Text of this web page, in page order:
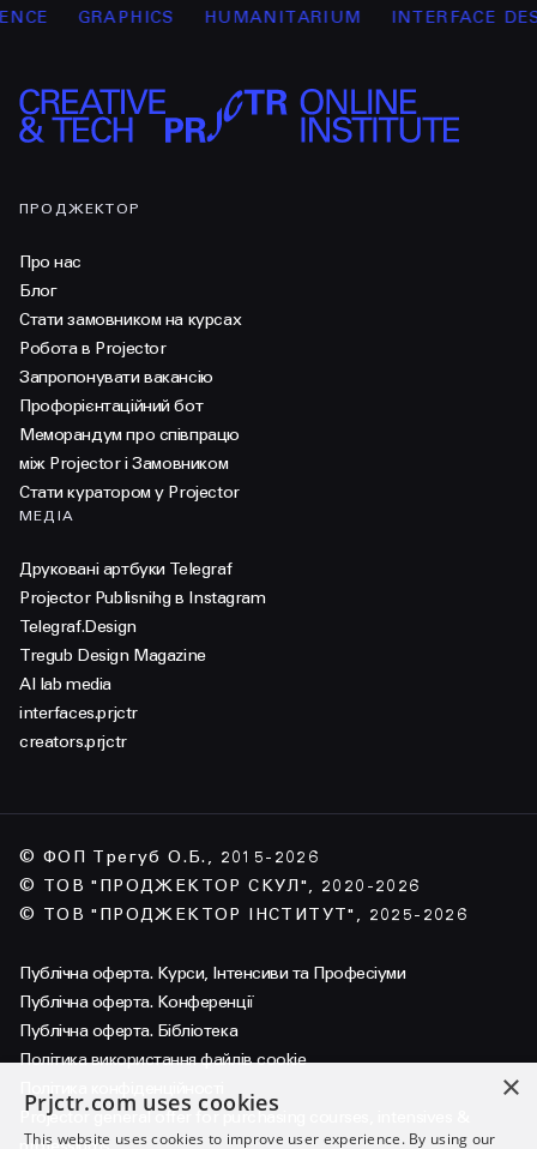
GRAPHICS HUMANITARIUM INTERFACE
ПРОДЖЕКТОР
Про нас
Блог
Стати замовником на курсах
Робота в Projector
Запропонувати вакансію
Профорієнтаційний бот
Меморандум про співпрацю
між Projector і Замовником
Стати куратором у Projector
МЕДІА
Друковані артбуки Telegraf
Projector Publisnihg в Instagram
Telegraf.Design
Tregub Design Magazine
AI lab media
interfaces.prjctr
creators.prjctr
© ФОП Трегуб О.Б., 2015-2026
© ТОВ "ПРОДЖЕКТОР СКУЛ", 2020-2026
© ТОВ "ПРОДЖЕКТОР ІНСТИТУТ", 2025-2026
Публічна оферта. Курси, Інтенсиви та Професіуми
Публічна оферта. Конференції
Публічна оферта. Бібліотека
Політика використання файлів cookie
Projector general offer for purchasing courses, intensives &
×
Prjctr.com uses cookies
This website uses cookies to improve user experience. By using our